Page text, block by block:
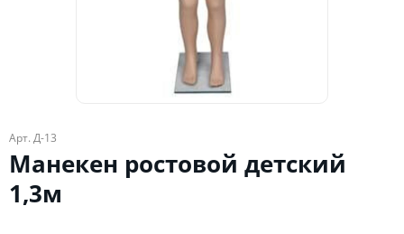
Арт. Д-13
Манекен ростовой детский
1,3м